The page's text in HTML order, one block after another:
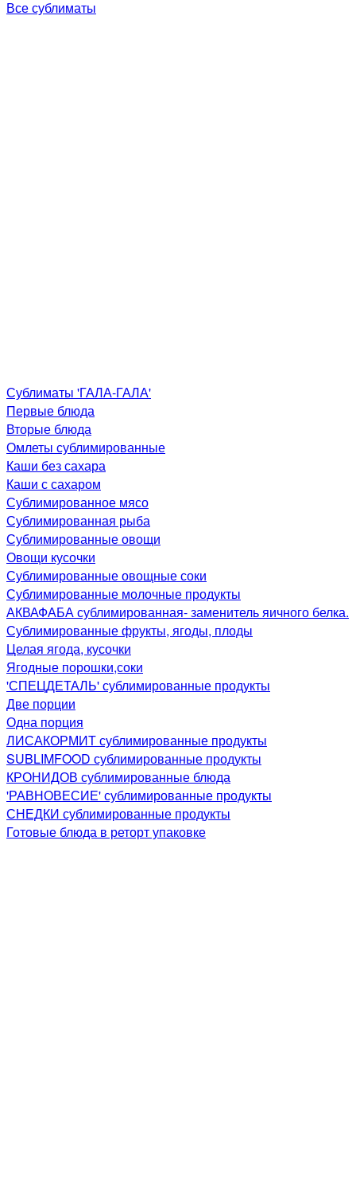
Все сублиматы
Сублиматы 'ГАЛА-ГАЛА'
Первые блюда
Вторые блюда
Омлеты сублимированные
Каши без сахара
Каши с сахаром
Сублимированное мясо
Сублимированная рыба
Сублимированные овощи
Овощи кусочки
Сублимированные овощные соки
Сублимированные молочные продукты
АКВАФАБА сублимированная- заменитель яичного белка.
Сублимированные фрукты, ягоды, плоды
Целая ягода, кусочки
Ягодные порошки,соки
'СПЕЦДЕТАЛЬ' сублимированные продукты
Две порции
Одна порция
ЛИСАКОРМИТ сублимированные продукты
SUBLIMFOOD сублимированные продукты
КРОНИДОВ сублимированные блюда
'РАВНОВЕСИЕ' сублимированные продукты
СНЕДКИ сублимированные продукты
Готовые блюда в реторт упаковке